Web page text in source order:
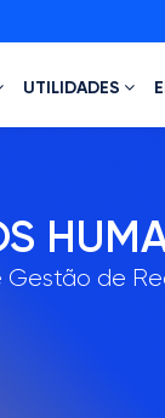
UTILIDADES
de